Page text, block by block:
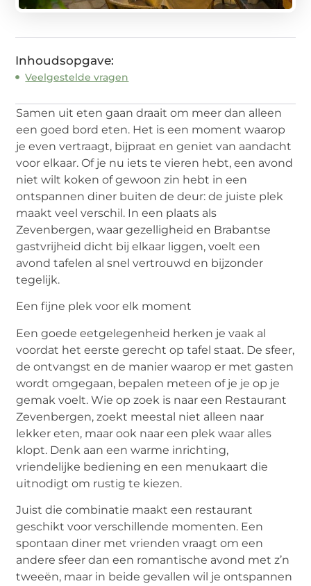
Inhoudsopgave:
Veelgestelde vragen
Samen uit eten gaan draait om meer dan alleen
een goed bord eten. Het is een moment waarop
je even vertraagt, bijpraat en geniet van aandacht
voor elkaar. Of je nu iets te vieren hebt, een avond
niet wilt koken of gewoon zin hebt in een
ontspannen diner buiten de deur: de juiste plek
maakt veel verschil. In een plaats als
Zevenbergen, waar gezelligheid en Brabantse
gastvrijheid dicht bij elkaar liggen, voelt een
avond tafelen al snel vertrouwd en bijzonder
tegelijk.
Een fijne plek voor elk moment
Een goede eetgelegenheid herken je vaak al
voordat het eerste gerecht op tafel staat. De sfeer,
de ontvangst en de manier waarop er met gasten
wordt omgegaan, bepalen meteen of je je op je
gemak voelt. Wie op zoek is naar een Restaurant
Zevenbergen, zoekt meestal niet alleen naar
lekker eten, maar ook naar een plek waar alles
klopt. Denk aan een warme inrichting,
vriendelijke bediening en een menukaart die
uitnodigt om rustig te kiezen.
Juist die combinatie maakt een restaurant
geschikt voor verschillende momenten. Een
spontaan diner met vrienden vraagt om een
andere sfeer dan een romantische avond met z’n
tweeën, maar in beide gevallen wil je ontspannen